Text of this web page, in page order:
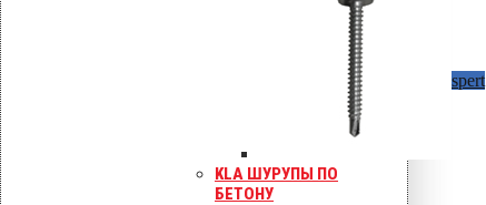
KLA ШУРУПЫ ПО
БЕТОНУ
KLA саморезы в металл h < 2 ммПокрытие Ruspert